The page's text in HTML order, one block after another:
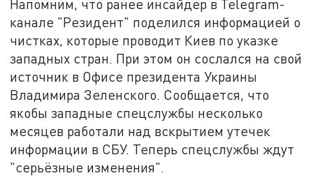
Напомним, что ранее инсайдер в Telegram-
канале "Резидент" поделился информацией о
чистках, которые проводит Киев по указке
западных стран. При этом он сослался на свой
источник в Офисе президента Украины
Владимира Зеленского. Сообщается, что
якобы западные спецслужбы несколько
месяцев работали над вскрытием утечек
информации в СБУ. Теперь спецслужбы ждут
"серьёзные изменения".